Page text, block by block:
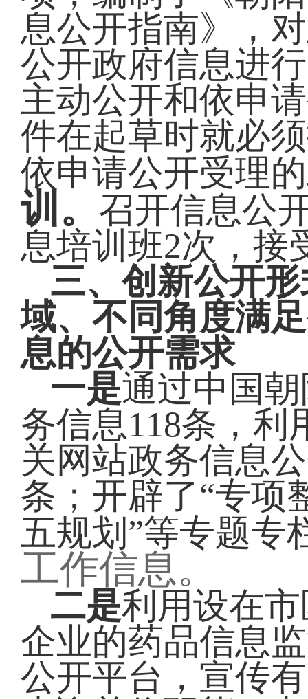
息公开指南》，
公开政府信息进
主动公开和依申
件在起草时就必
依申请公开受理
训。 召开信息公
息培训班2次，接
三、创新公开
域、不同角度满
息的公开需求
一是通过中国
务信息118条， 利
关网站政务信息
条 ； 开辟了“专项
五规划”等专题专
工作信息。
二是利用设在
企业的药品信息
公开平台，宣传